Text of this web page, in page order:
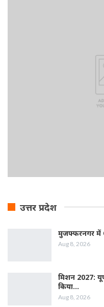
उत्तर प्रदेश
मुजफ्फरनगर में
Aug 8, 2026
मिशन 2027:
किया…
Aug 8, 2026